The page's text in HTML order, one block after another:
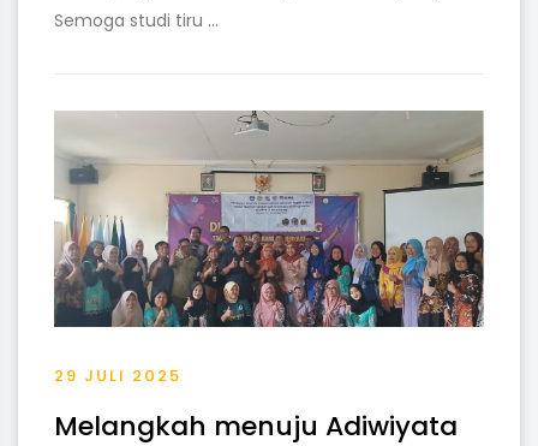
Semoga studi tiru ...
29 JULI 2025
Melangkah menuju Adiwiyata